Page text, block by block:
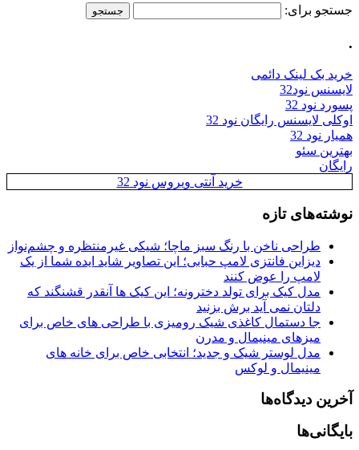
جستجو برای:
.
خرید بک لینک دائمی
لایسنس نود32
پسورد نود 32
اوکلی لایسنس رایگان نود 32
همیار نود 32
بهترین سئو
رایگان
خرید آنتی ویروس نود 32
نوشته‌های تازه
طراحی ناخن با رنگ سبز ماچا؛ شیکی غیرمنتظره و چشم‌نواز
دیزاین فانتزی لامپ حبابی؛ این تصاویر شاید ایده شما از یک
لامپ را عوض کنند
مدل کیک برای تولد دخترونه؛ این کیک ها آنقدر قشنگند که
دلتان نمی آید برش بزنید
جا دستمال کاغذی شیک رومیزی با طراحی های خاص برای
میزهای مینیمال و مدرن
مدل لوستر شیک و جدید؛ انتخابی خاص برای خانه های
مینیمال و لوکس
آخرین دیدگاه‌ها
بایگانی‌ها